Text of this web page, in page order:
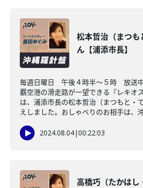
松本哲治（まつも
ん【浦添市長】
毎週日曜日 午後４時半～５時 放送
覇空港の滑走路が一望できる『レキオ
は、浦添市長の松本哲治（まつもと・
えしました。おしゃべりのお相手は、
2024.08.04|00:22:03
高橋巧（たかはし